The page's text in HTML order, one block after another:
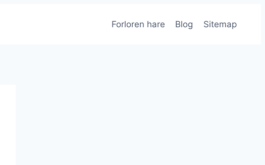
Forloren hare Blog Sitemap